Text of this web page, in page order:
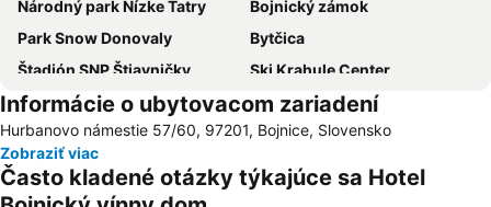
Národný park Nízke Tatry
Bojnický zámok
Park Snow Donovaly
Bytčica
Štadión SNP Štiavničky
Ski Krahule Center
Vlčince
Ski Králiky
Bažant Pohoda
Historické mesto Banská Štiavnica a technické pamiatky v jeho okolí
Železničná stanica Banská Bystrica
Salamandra Resort
Ski Drozdovo
Informácie o ubytovacom zariadení
Hurbanovo námestie 57/60, 97201, Bojnice, Slovensko
Zobraziť viac
Často kladené otázky týkajúce sa Hotel